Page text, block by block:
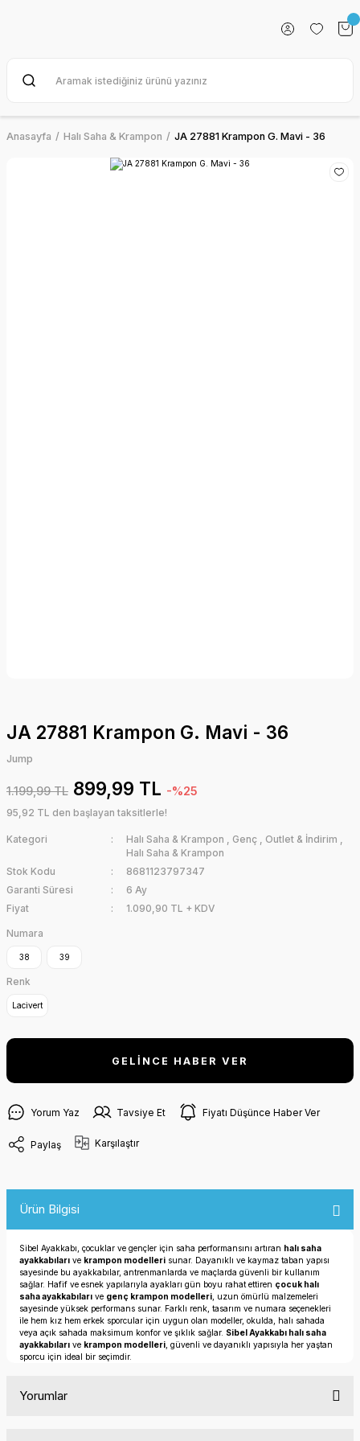
Anasayfa Halı Saha & Krampon JA 27881 Krampon G. Mavi - 36
JA 27881 Krampon G. Mavi - 36
Jump
1.199,99 TL 899,99 TL -%25
95,92 TL den başlayan taksitlerle!
Kategori Halı Saha & Krampon , Genç , Outlet & İndirim ,
Halı Saha & Krampon
Stok Kodu
8681123797347
Garanti Süresi
6 Ay
Fiyat
1.090,90 TL + KDV
Numara
38 39
Renk
Lacivert
GELİNCE HABER VER
Yorum Yaz Tavsiye Et Fiyatı Düşünce Haber Ver
Paylaş Karşılaştır
Ürün Bilgisi
Sibel Ayakkabı, çocuklar ve gençler için saha performansını artıran halı saha
ayakkabıları ve krampon modelleri sunar. Dayanıklı ve kaymaz taban yapısı
sayesinde bu ayakkabılar, antrenmanlarda ve maçlarda güvenli bir kullanım
sağlar. Hafif ve esnek yapılarıyla ayakları gün boyu rahat ettiren çocuk halı
saha ayakkabıları ve genç krampon modelleri , uzun ömürlü malzemeleri
sayesinde yüksek performans sunar. Farklı renk, tasarım ve numara seçenekleri
ile hem kız hem erkek sporcular için uygun olan modeller, okulda, halı sahada
veya açık sahada maksimum konfor ve şıklık sağlar. Sibel Ayakkabı halı saha
ayakkabıları ve krampon modelleri , güvenli ve dayanıklı yapısıyla her yaştan
sporcu için ideal bir seçimdir.
Yorumlar